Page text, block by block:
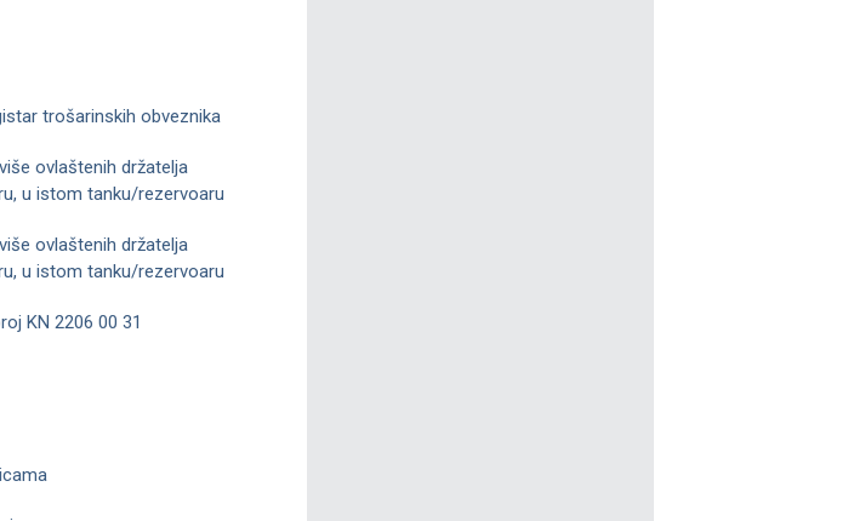
trošarinskih obveznika
ovlaštenih držatelja
u istom tanku/rezervoaru
ovlaštenih držatelja
u istom tanku/rezervoaru
KN 2206 00 31